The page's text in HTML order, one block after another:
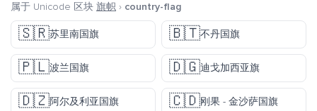
属于 Unicode 区块 旗帜 › country-flag
🇸🇷苏里南国旗 🇧🇹不丹国旗
🇵🇱波兰国旗 🇩🇬迪戈加西亚旗
🇩🇿阿尔及利亚国旗 🇨🇩刚果 - 金沙萨国旗